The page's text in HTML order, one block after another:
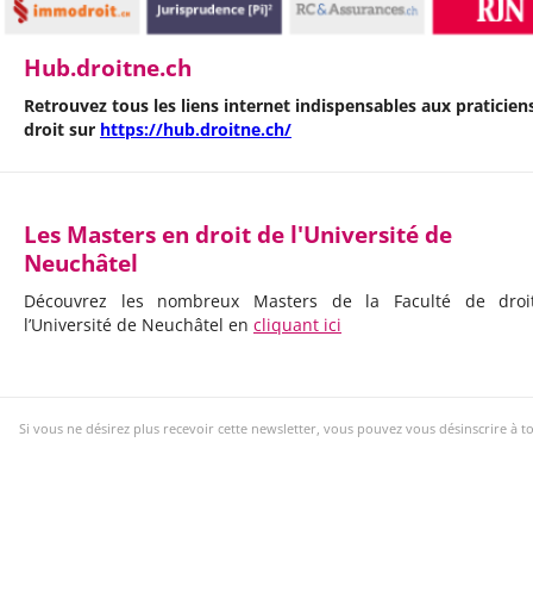
Hub.droitne.ch
Retrouvez tous les liens internet indispensables aux
droit sur https://hub.droitne.ch/
Les Masters en droit de l'Université de
Neuchâtel
Découvrez les nombreux Masters de la Faculté de
l’Université de Neuchâtel en cliquant ici
Si vous ne désirez plus recevoir cette newsletter, vous pouvez vous désinscrire à